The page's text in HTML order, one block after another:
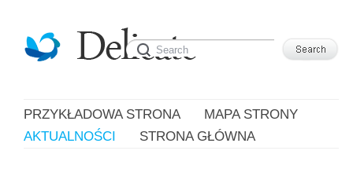
PRZYKŁADOWA STRONA
MAPA STRONY
AKTUALNOŚCI
STRONA GŁÓWNA